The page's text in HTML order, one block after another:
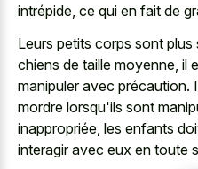
intrépide, ce qui en fait de
Leurs petits corps sont
chiens de taille moyenne, il
manipuler avec précaution.
mordre lorsqu'ils sont
inappropriée, les enfants
interagir avec eux en toute